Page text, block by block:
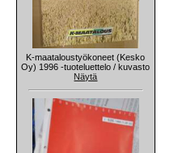
K-maataloustyökoneet (Kesko
Oy) 1996 -tuoteluettelo / kuvasto
Näytä